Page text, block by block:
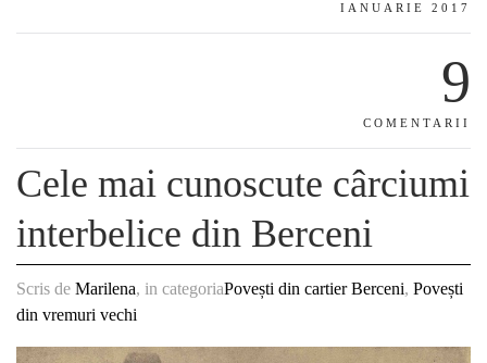
IANUARIE 2017
9
COMENTARII
Cele mai cunoscute cârciumi
interbelice din Berceni
Scris de Marilena, in categoriaPovești din cartier Berceni, Povești
din vremuri vechi